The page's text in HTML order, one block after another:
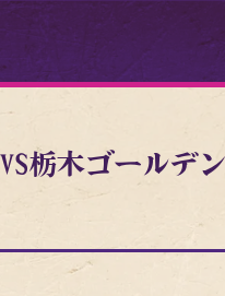
栃木ゴールデ